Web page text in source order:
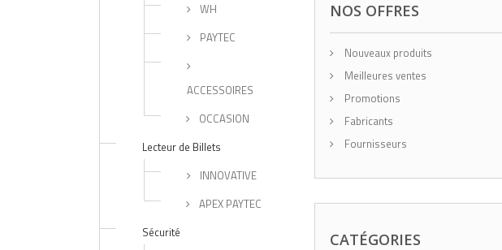
WH
PAYTEC
ACCESSOIRES
OCCASION
Lecteur de Billets
INNOVATIVE
APEX PAYTEC
Sécurité
NOS OFFRES
Nouveaux produits
Meilleures ventes
Promotions
Fabricants
Fournisseurs
CATÉGORIES